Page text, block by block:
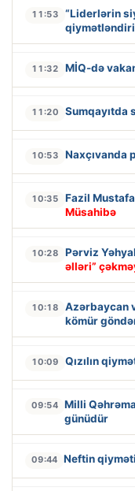
11:53
“Liderlərin
11:32 MİQ-də
11:20 Sumqayıtda
10:53 Naxçıvanda
10:35 Fazil
Müsahibə
10:28 Pərviz
əlləri”
10:18
Azərbaycan
kömür
10:09 Qızılın
09:54 Milli
günüdür
09:44 Neftin